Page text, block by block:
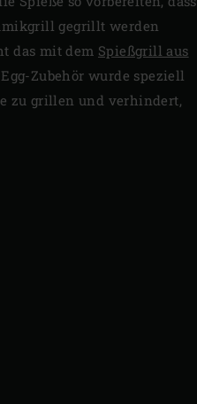
gegrillt werden
das mit dem Spießgrill aus
Zubehör wurde speziell
zu grillen und verhindert,